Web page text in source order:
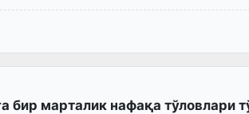
бир марталик нафақа тўловлари